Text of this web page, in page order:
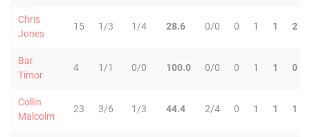
Chris
Jones
15 1/3 1/4 28.6 0/0 0 1 1 2
Bar
Timor
4 1/1 0/0 100.0 0/0 0 1 1 0
Collin
Malcolm
23 3/6 1/3 44.4 2/4 0 1 1 1